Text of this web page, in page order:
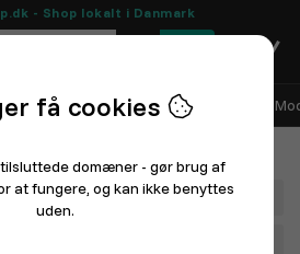
- Shop lokalt i Danmark
0
Sælg med Ponduz Alle afdelinger
Afdeling
få cookies
domæner - gør brug af
at fungere, og kan ikke benyttes
uden.